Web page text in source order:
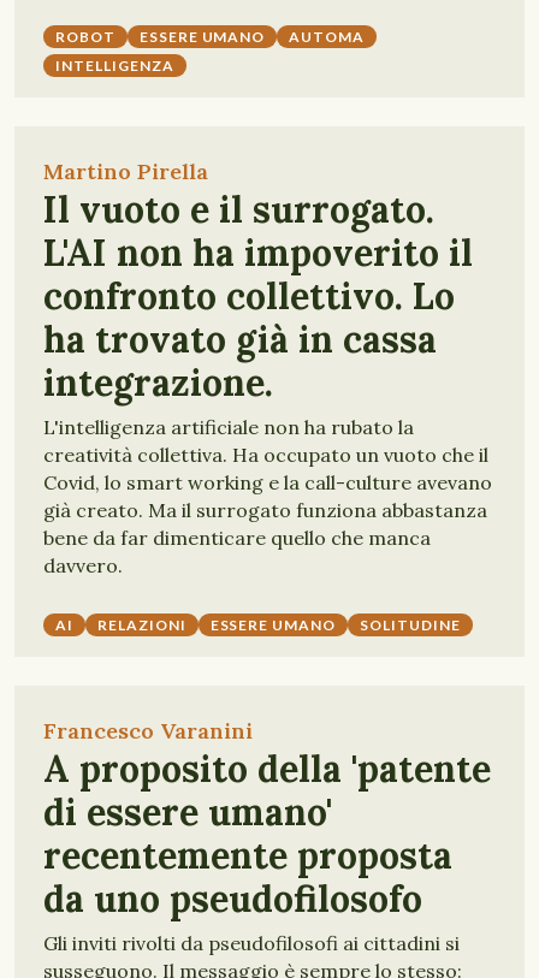
ROBOT ESSERE UMANO
AUTOMA
INTELLIGENZA
Martino Pirella
Il vuoto e il surrogato.
L'AI non ha impoverito il
confronto collettivo. Lo
ha trovato già in cassa
integrazione.
L'intelligenza artificiale non ha rubato la
creatività collettiva. Ha occupato un vuoto che il
Covid, lo smart working e la call-culture avevano
già creato. Ma il surrogato funziona abbastanza
bene da far dimenticare quello che manca
davvero.
AI RELAZIONI ESSERE UMANO SOLITUDINE
Francesco Varanini
A proposito della 'patente
di essere umano'
recentemente proposta
da uno pseudofilosofo
Gli inviti rivolti da pseudofilosofi ai cittadini si
susseguono. Il messaggio è sempre lo stesso: